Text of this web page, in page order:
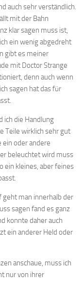
auch sehr verständlich.
mit der Bahn
klar sagen muss ist,
ein wenig abgedreht
gibt es meiner
mit Doctor Strange
denn auch wenn
sagen hat das für
ich die Handlung
Teile wirklich sehr gut
ein oder andere
beleuchtet wird muss
ein kleines, aber feines
geht man innerhalb der
sagen fand es ganz
konnte daher auch
ein anderer Held oder
anschaue, muss ich
nur von ihrer